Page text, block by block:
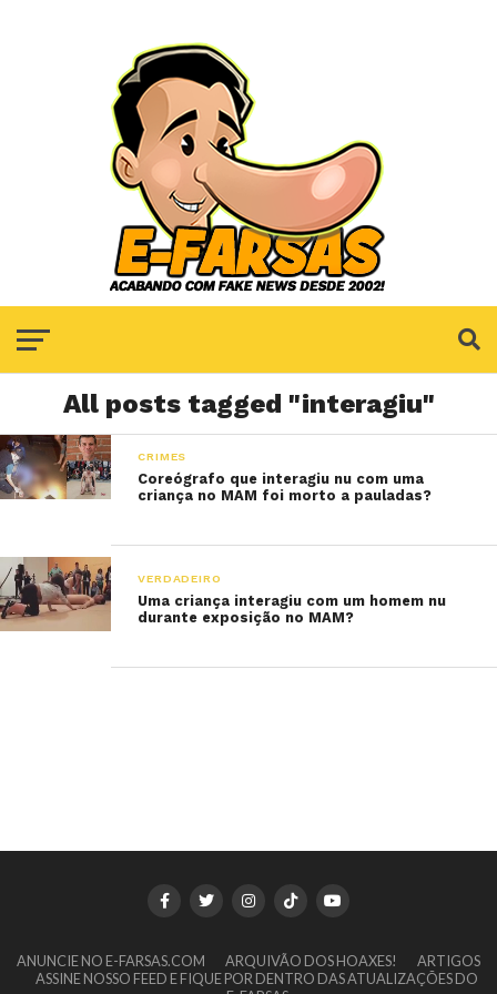
All posts tagged "interagiu"
CRIMES
Coreógrafo que interagiu nu com uma
criança no MAM foi morto a pauladas?
VERDADEIRO
Uma criança interagiu com um homem nu
durante exposição no MAM?
ANUNCIE NO E-FARSAS.COM ARQUIVÃO DOS HOAXES!
ARTIGOS
ASSINE NOSSO FEED E FIQUE POR DENTRO DAS ATUALIZAÇÕES DO